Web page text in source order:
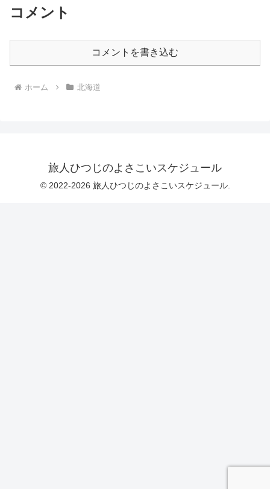
コメント
コメントを書き込む
ホーム 北海道
旅人ひつじのよさこいスケジュール
© 2022-2026 旅人ひつじのよさこいスケジュール.